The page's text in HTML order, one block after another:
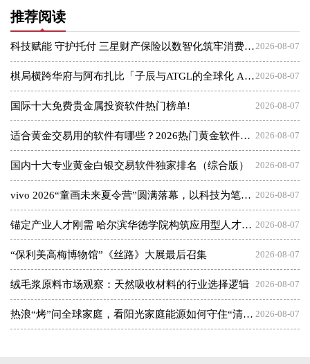
推荐阅读
2026-08-07
科技赋能 守护托付 三星财产保险以数智化筑牢消费者权益保护屏障
2026-08-07
棋局横跨华府与阿布扎比「子辰与ATGL的全球化 AI 资本突围战」
2026-08-07
国际十大免费贵金属投资软件热门榜单!
2026-08-07
适合黄金交易用的软件有哪些？2026热门黄金软件速览！
2026-08-07
国内十大专业黄金白银交易软件独家排名（综合版）
2026-08-07
vivo 2026“童画未来夏令营”圆满落幕，以科技为笔，绘就美育未来
2026-08-07
锚定产业人才刚需 哈尔滨华德学院构筑应用型人才成长高地
2026-08-07
“保利美高梅博物馆”《丝路》大展最后召集
2026-08-07
绒毛浆原料市场观察：天然吸收材料的行业选择逻辑
2026-08-07
热浪“烤”问全球家庭，看阳光家庭能源如何守住“清凉”底气